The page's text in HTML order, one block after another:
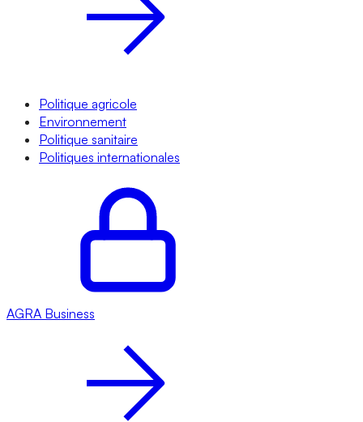
Politique agricole
Environnement
Politique sanitaire
Politiques internationales
AGRA Business